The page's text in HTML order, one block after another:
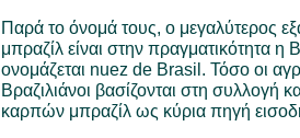
Παρά το όνομά τους, ο μεγαλύτερος
μπραζίλ είναι στην πραγματικότητα
ονομάζεται nuez de Brasil. Τόσο οι
Βραζιλιάνοι βασίζονται στη
καρπών μπραζίλ ως κύρια πηγή